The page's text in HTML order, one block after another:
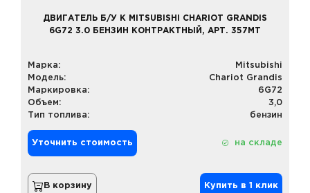
ДВИГАТЕЛЬ Б/У К MITSUBISHI CHARIOT GRANDIS
6G72 3.0 БЕНЗИН КОНТРАКТНЫЙ, АРТ. 357MT
Марка:
Mitsubishi
Модель:
Chariot Grandis
Маркировка:
6G72
Объем:
3,0
Тип топлива:
бензин
Уточнить стоимость на складе
В корзину Купить в 1 клик